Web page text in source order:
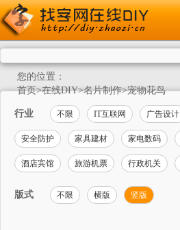
您的位置：
首页>在线DIY>名片制作>宠物花鸟
行业 不限 IT互联网 广告设计
安全防护 家具建材 家电数码
酒店宾馆 旅游机票 行政机关
版式 不限 横版 竖版